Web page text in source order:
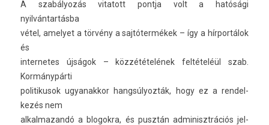
A szabályozás vitatott pontja volt a hatósági
nyilvántartásba
vétel, amelyet a törvény a sajtótermékek – így a hírportálok
és
in­ter­netes újságok – közzétételének feltételéül szab.
Kormánypárti
politikusok ugyanak­kor hangsúlyozták, hogy ez a re­ndel­
kezés nem
al­kal­mazandó a blogok­ra, és pusztán ad­minisztrációs jel­